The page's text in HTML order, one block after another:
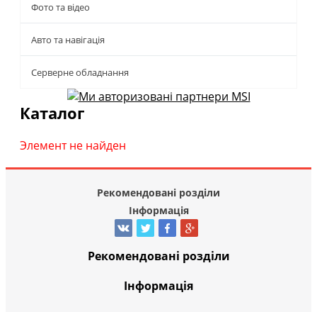
Фото та відео
Авто та навігація
Серверне обладнання
Каталог
Элемент не найден
Рекомендовані розділи
Інформація
Рекомендовані розділи
Інформація